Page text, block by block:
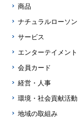
商品
ナチュラルローソン
サービス
エンターテイメント
会員カード
経営・人事
環境・社会貢献活動
地域の取組み